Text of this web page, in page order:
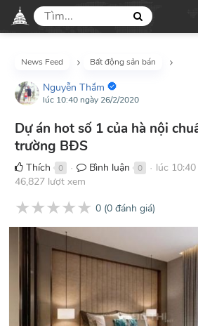
News Feed Bất động sản bán
Nguyễn Thắm
lúc 10:40 ngày 26/2/2020
Dự án hot số 1 của hà nội
trường BĐS
Thích 0 ● Bình luận 0 ● lúc
46,827 lượt xem
★★★★★ 0 (0 đánh giá)